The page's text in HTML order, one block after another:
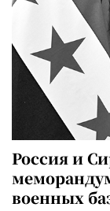
Россия и
военных